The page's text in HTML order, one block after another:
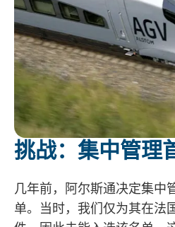
挑战：集中管理
几年前，阿尔斯通决定集中
单。当时，我们仅为其在法